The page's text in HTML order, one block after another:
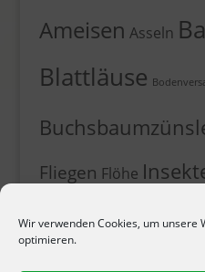
Wir verwenden Cookies, um unsere
optimieren.
Ameisen Asseln
Blattläuse
Fliegen Flöhe
Läuse Marder